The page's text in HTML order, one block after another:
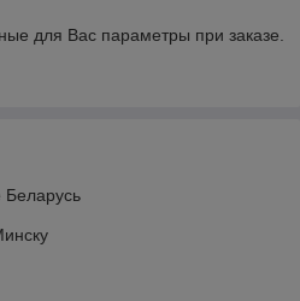
для Вас параметры при заказе.
Беларусь